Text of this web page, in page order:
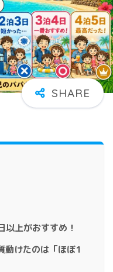
上がおすすめ！
けたのは「ほぼ1